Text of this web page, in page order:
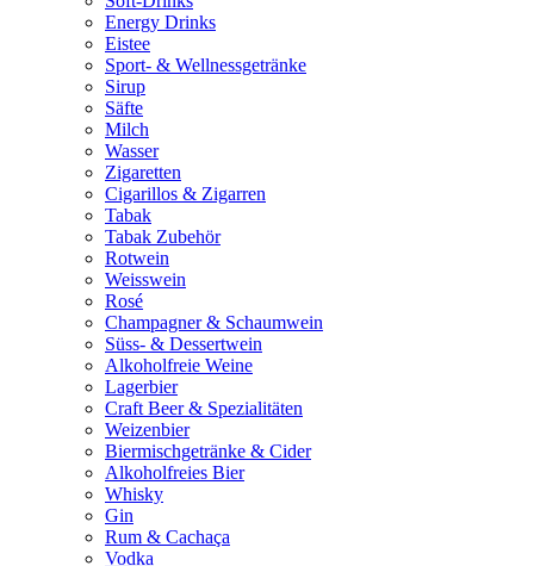
Energy Drinks
Eistee
Sport- & Wellnessgetränke
Sirup
Säfte
Milch
Wasser
Zigaretten
Cigarillos & Zigarren
Tabak
Tabak Zubehör
Rotwein
Weisswein
Rosé
Champagner & Schaumwein
Süss- & Dessertwein
Alkoholfreie Weine
Lagerbier
Craft Beer & Spezialitäten
Weizenbier
Biermischgetränke & Cider
Alkoholfreies Bier
Whisky
Gin
Rum & Cachaça
Vodka